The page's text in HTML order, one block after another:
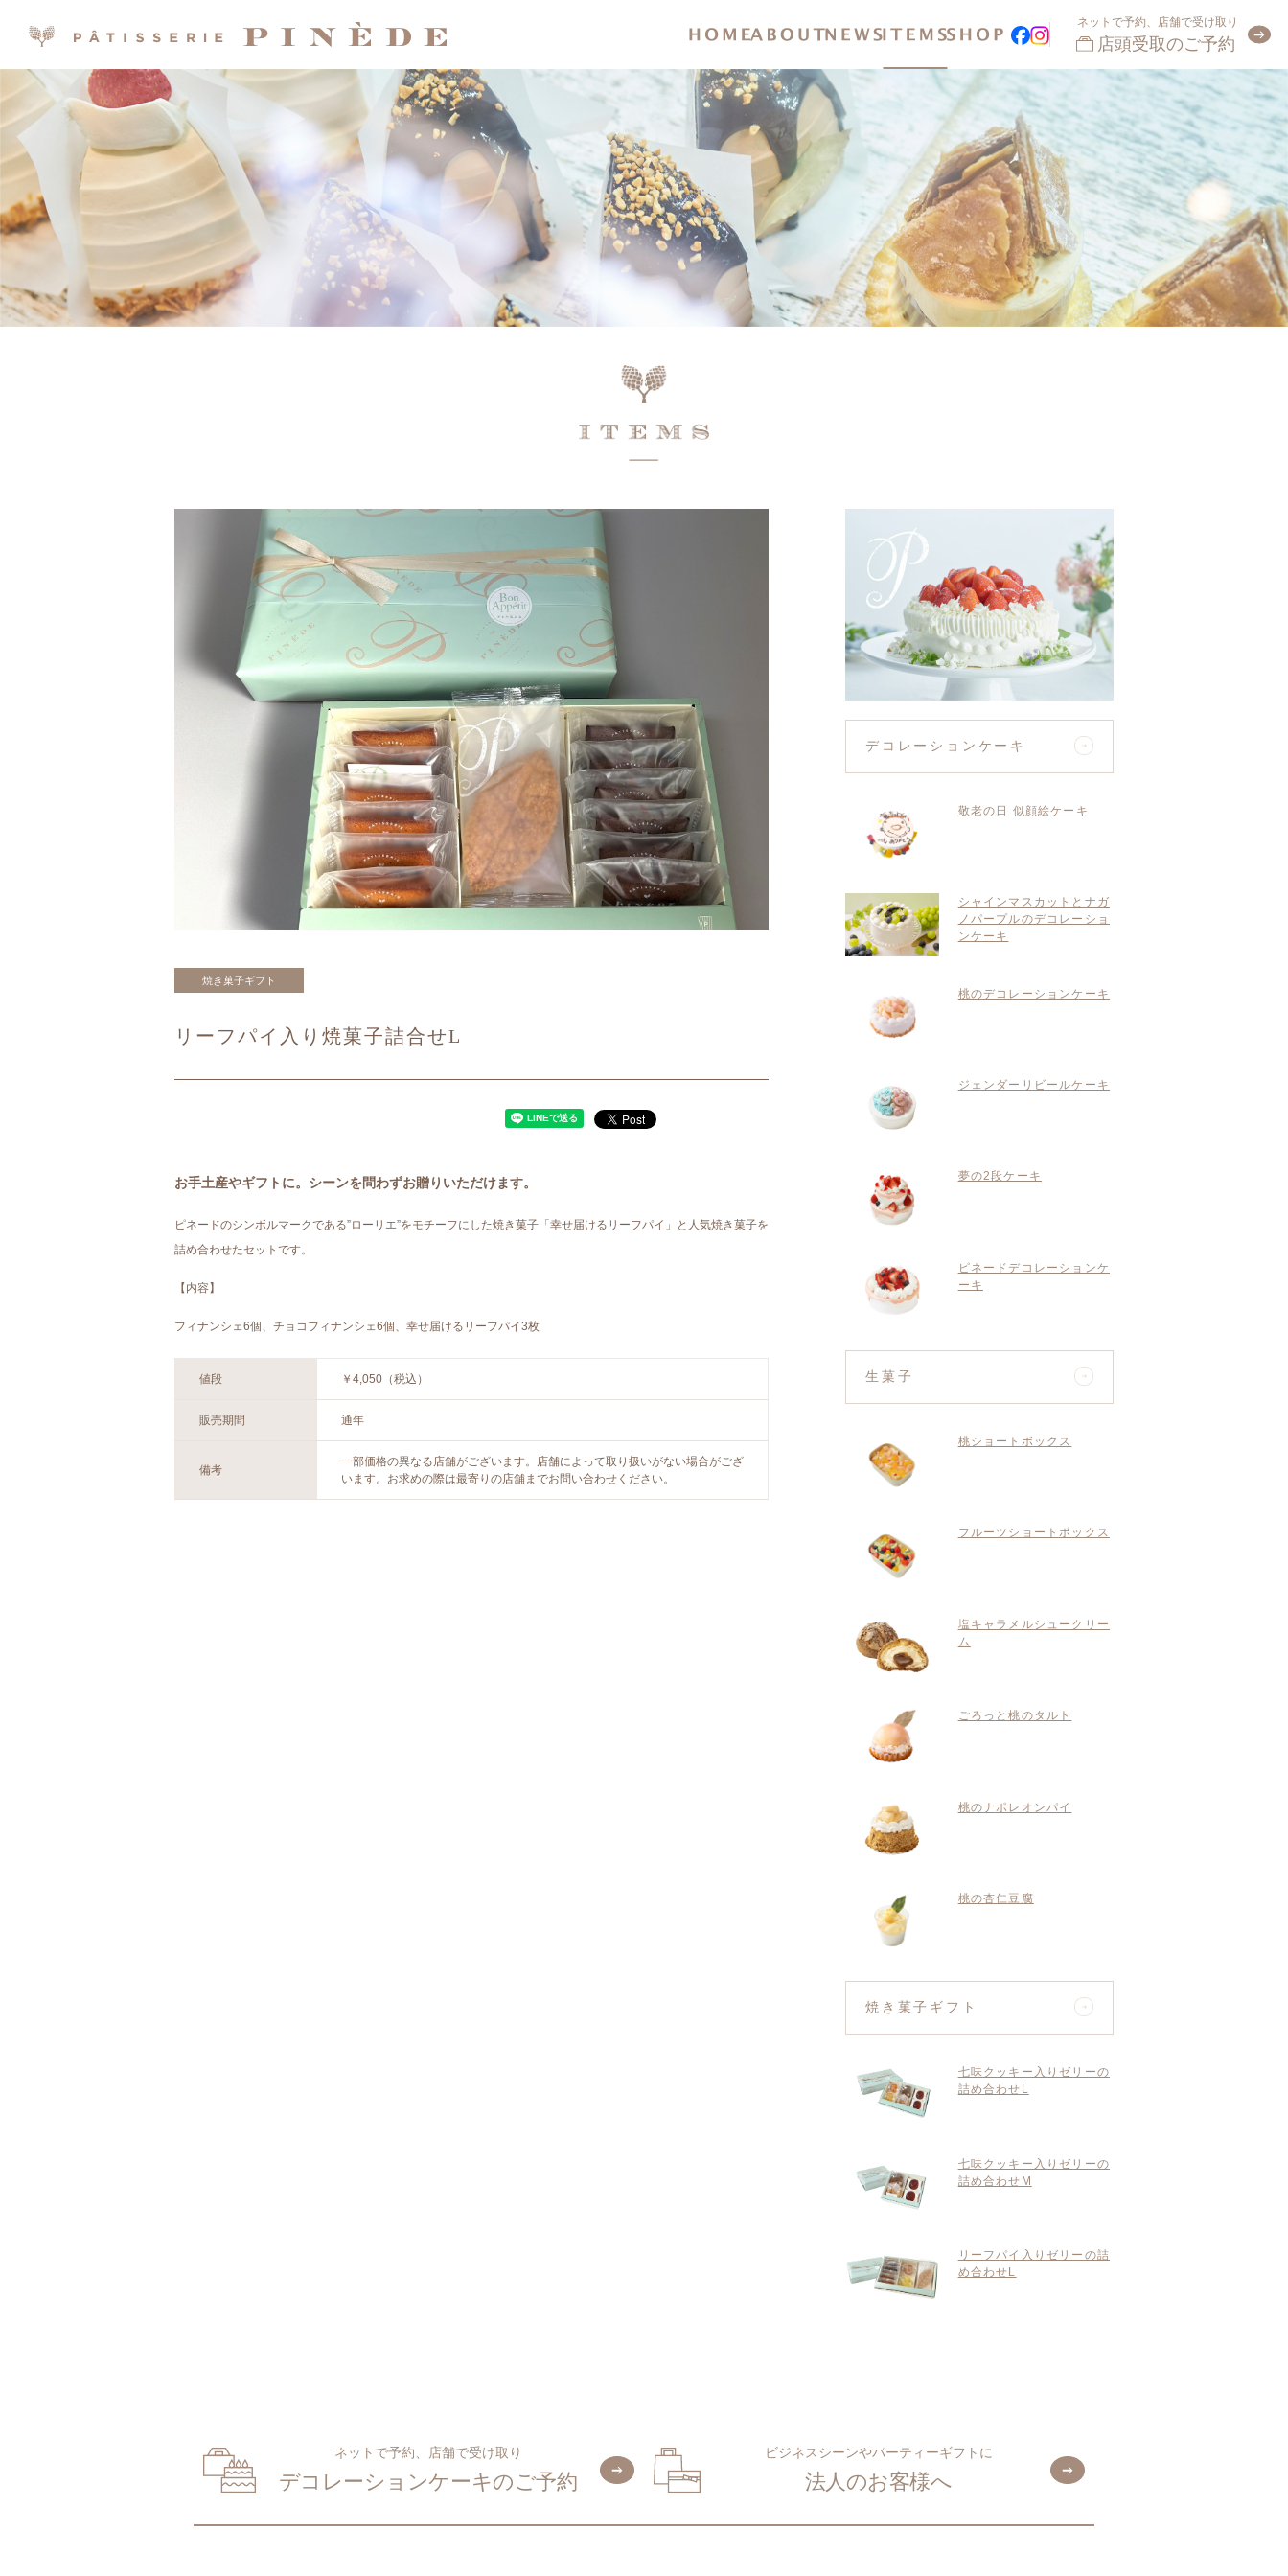
ネットで予約、店舗で受け取り
店頭受取のご予約
焼き菓子ギフト
リーフパイ入り焼菓子詰合せL
お手土産やギフトに。シーンを問わずお贈りいただけます。
ピネードのシンボルマークである”ローリエ”をモチーフにした焼き菓子「幸せ届けるリーフパイ」と人気焼き菓子を
詰め合わせたセットです。
【内容】
フィナンシェ6個、チョコフィナンシェ6個、幸せ届けるリーフパイ3枚
値段 ￥4,050（税込）
販売期間 通年
備考
一部価格の異なる店舗がございます。店舗によって取り扱いがない場合がござ
います。お求めの際は最寄りの店舗までお問い合わせください。
デコレーションケーキ
敬老の日 似顔絵ケーキ
シャインマスカットとナガ
ノパープルのデコレーショ
ンケーキ
桃のデコレーションケーキ
ジェンダーリビールケーキ
夢の2段ケーキ
ピネードデコレーションケ
ーキ
生菓子
桃ショートボックス
フルーツショートボックス
塩キャラメルシュークリー
ム
ごろっと桃のタルト
桃のナポレオンパイ
桃の杏仁豆腐
焼き菓子ギフト
七味クッキー入りゼリーの
詰め合わせL
七味クッキー入りゼリーの
詰め合わせM
リーフパイ入りゼリーの詰
め合わせL
ネットで予約、店舗で受け取り
デコレーションケーキのご予約
ビジネスシーンやパーティーギフトに
法人のお客様へ